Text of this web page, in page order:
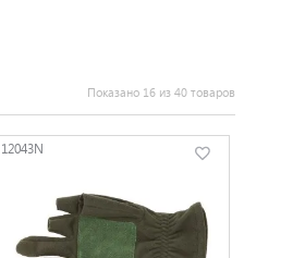
Показано 16 из 40 товаров
12043N